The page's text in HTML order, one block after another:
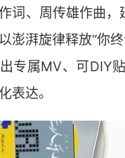
词、周传雄作曲
澎湃旋律释放“你终
专属MV、可DIY
表达。